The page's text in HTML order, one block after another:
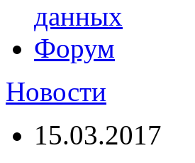
данных
Форум
Новости
15.03.2017